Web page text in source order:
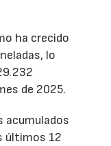
ha crecido
lo
de 2025.
acumulados
últimos 12